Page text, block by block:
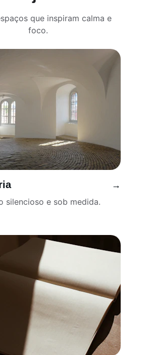
que inspiram calma e
foco.
silencioso e sob medida.
→